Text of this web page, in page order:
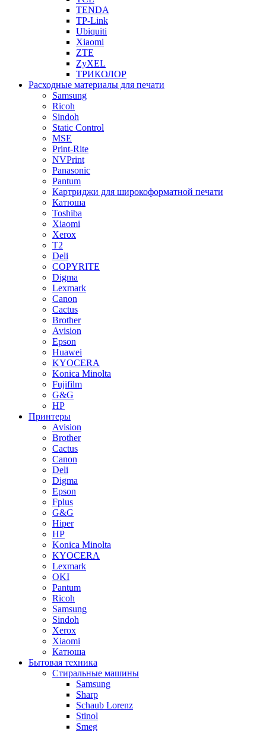
TENDA
TP-Link
Ubiquiti
Xiaomi
ZTE
ZyXEL
ТРИКОЛОР
Расходные материалы для печати
Samsung
Ricoh
Sindoh
Static Control
MSE
Print-Rite
NVPrint
Panasonic
Pantum
Картриджи для широкоформатной печати
Катюша
Toshiba
Xiaomi
Xerox
T2
Deli
COPYRITE
Digma
Lexmark
Canon
Cactus
Brother
Avision
Epson
Huawei
KYOCERA
Konica Minolta
Fujifilm
G&G
HP
Принтеры
Avision
Brother
Cactus
Canon
Deli
Digma
Epson
Fplus
G&G
Hiper
HP
Konica Minolta
KYOCERA
Lexmark
OKI
Pantum
Ricoh
Samsung
Sindoh
Xerox
Xiaomi
Катюша
Бытовая техника
Стиральные машины
Samsung
Sharp
Schaub Lorenz
Stinol
Smeg